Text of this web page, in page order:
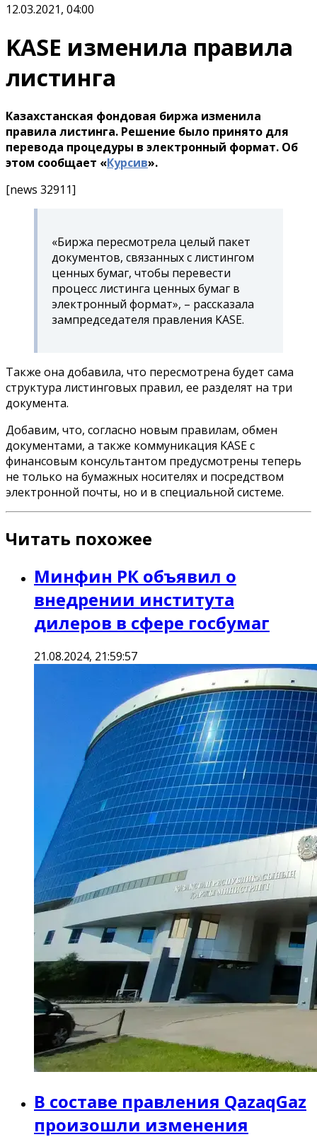
12.03.2021, 04:00
KASE изменила правила
листинга
Казахстанская фондовая биржа изменила
правила листинга. Решение было принято для
перевода процедуры в электронный формат. Об
этом сообщает «Курсив».
[news 32911]
«Биржа пересмотрела целый пакет
документов, связанных с листингом
ценных бумаг, чтобы перевести
процесс листинга ценных бумаг в
электронный формат», – рассказала
зампредседателя правления KASE.
Также она добавила, что пересмотрена будет сама
структура листинговых правил, ее разделят на три
документа.
Добавим, что, согласно новым правилам, обмен
документами, а также коммуникация KASE с
финансовым консультантом предусмотрены теперь
не только на бумажных носителях и посредством
электронной почты, но и в специальной системе.
Читать похожее
Минфин РК объявил о
внедрении института
дилеров в сфере госбумаг
21.08.2024, 21:59:57
В составе правления QazaqGaz
произошли изменения